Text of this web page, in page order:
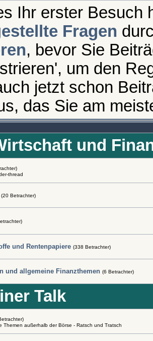
Ihr erster
Fragen
, bevor Sie
um den
jetzt schon
das Sie am
und
thread
(20 Betrachter)
und Rentenpapiere (338 Betrachter)
und allgemeine Finanzthemen (6 Betrachter)
Talk
Themen außerhalb der Börse - Ratsch und Tratsch